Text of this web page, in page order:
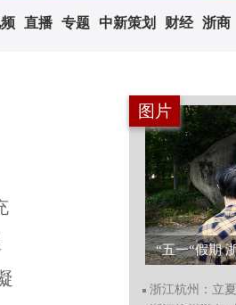
直播 专题 中新策划 财经 浙商
图片
浙江杭州举办“人类非遗 半山立夏”民俗活动...
浙江杭州：立